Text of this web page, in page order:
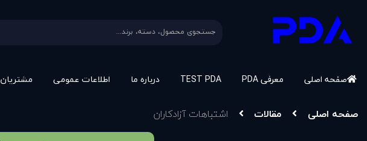
صفحه اصلی معرفی PDA TEST PDA درباره ما اطلاعات عمومی مشتريان
صفحه اصلی مقالات اشتباهات آزادکاران